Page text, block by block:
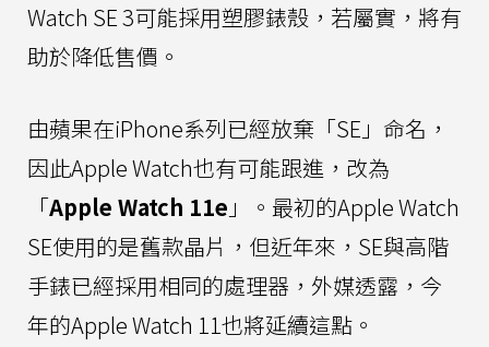
Watch SE 3可能採用塑膠錶殼，若屬實，將有
助於降低售價。
由蘋果在iPhone系列已經放棄「SE」命名，
因此Apple Watch也有可能跟進，改為
「Apple Watch 11e 」。最初的Apple Watch
SE使用的是舊款晶片，但近年來，SE與高階
手錶已經採用相同的處理器，外媒透露，今
年的Apple Watch 11也將延續這點。